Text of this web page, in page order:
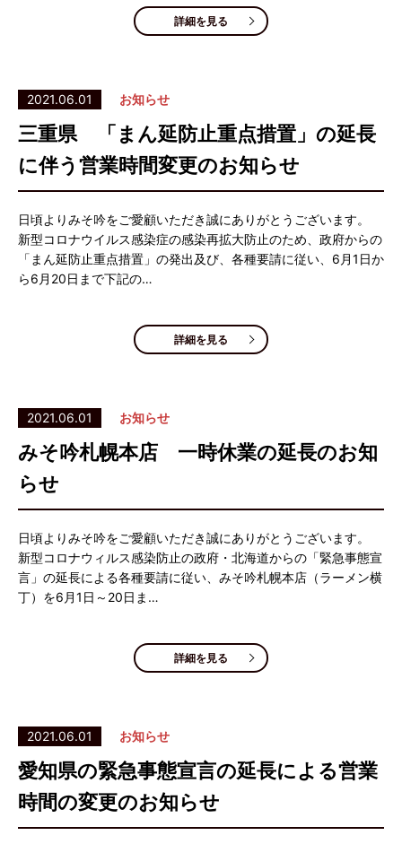
詳細を見る
2021.06.01 お知らせ
三重県 「まん延防止重点措置」の延長
に伴う営業時間変更のお知らせ
日頃よりみそ吟をご愛顧いただき誠にありがとうございます。
新型コロナウイルス感染症の感染再拡大防止のため、政府からの
「まん延防止重点措置」の発出及び、各種要請に従い、6月1日か
ら6月20日まで下記の…
詳細を見る
2021.06.01 お知らせ
みそ吟札幌本店 一時休業の延長のお知
らせ
日頃よりみそ吟をご愛顧いただき誠にありがとうございます。
新型コロナウィルス感染防止の政府・北海道からの「緊急事態宣
言」の延長による各種要請に従い、みそ吟札幌本店（ラーメン横
丁）を6月1日～20日ま…
詳細を見る
2021.06.01 お知らせ
愛知県の緊急事態宣言の延長による営業
時間の変更のお知らせ